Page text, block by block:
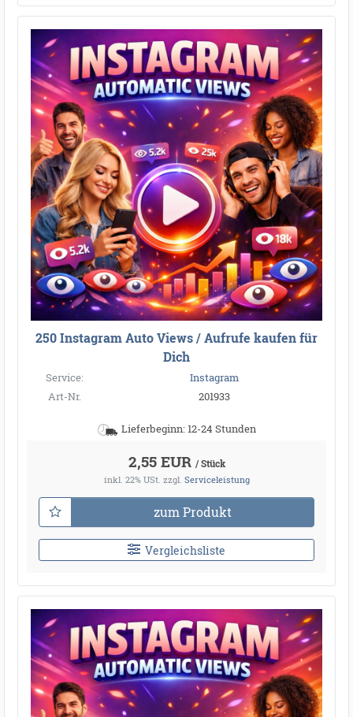
250 Instagram Auto Views / Aufrufe kaufen für
Dich
Service:
Instagram
Art-Nr.
201933
Lieferbeginn: 12-24 Stunden
2,55 EUR / Stück
inkl. 22% USt. zzgl. Serviceleistung
zum Produkt
Vergleichsliste